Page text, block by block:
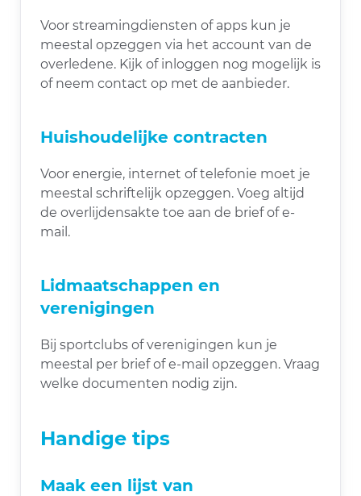
Voor streamingdiensten of apps kun je
meestal opzeggen via het account van de
overledene. Kijk of inloggen nog mogelijk is
of neem contact op met de aanbieder.
Huishoudelijke contracten
Voor energie, internet of telefonie moet je
meestal schriftelijk opzeggen. Voeg altijd
de overlijdensakte toe aan de brief of e-
mail.
Lidmaatschappen en
verenigingen
Bij sportclubs of verenigingen kun je
meestal per brief of e-mail opzeggen. Vraag
welke documenten nodig zijn.
Handige tips
Maak een lijst van